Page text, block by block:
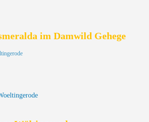
im Damwild Gehege